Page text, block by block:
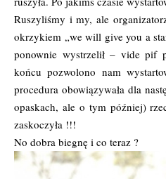
Ruszyliśmy i my, ale
okrzykiem „we will give you a
ponownie wystrzelił – vide pif
końcu pozwolono nam
procedura obowiązywała dla
opaskach, ale o tym później)
zaskoczyła !!!
No dobra biegnę i co teraz ?